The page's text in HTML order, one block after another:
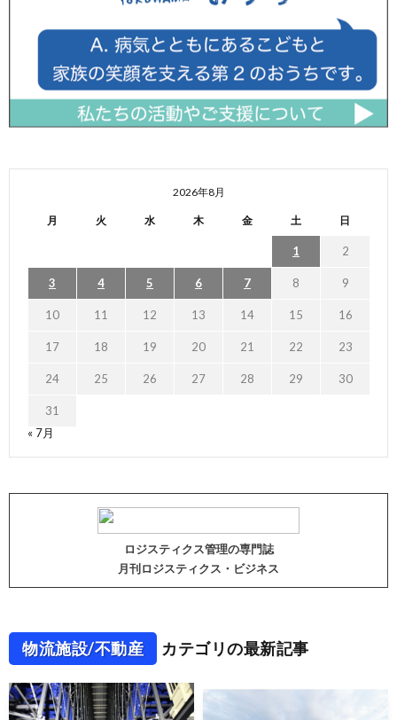
2026年8月
月 火 水 木 金 土 日
1 2
3 4 5 6 7 8 9
10 11 12 13 14 15 16
17 18 19 20 21 22 23
24 25 26 27 28 29 30
31
« 7月
ロジスティクス管理の専門誌
月刊ロジスティクス・ビジネス
物流施設/不動産 カテゴリの最新記事